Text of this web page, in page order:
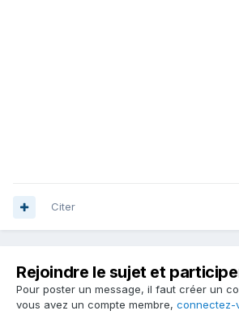
Citer
Rejoindre le sujet et
Pour poster un message, il faut créer un
vous avez un compte membre, connectez-